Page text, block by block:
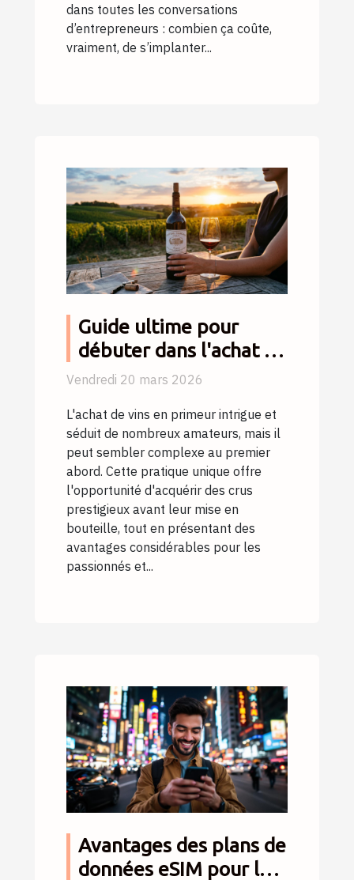
dans toutes les conversations
d’entrepreneurs : combien ça coûte,
vraiment, de s’implanter...
Guide ultime pour
débuter dans l'achat de
vins en primeur
Vendredi 20 mars 2026
L'achat de vins en primeur intrigue et
séduit de nombreux amateurs, mais il
peut sembler complexe au premier
abord. Cette pratique unique offre
l'opportunité d'acquérir des crus
prestigieux avant leur mise en
bouteille, tout en présentant des
avantages considérables pour les
passionnés et...
Avantages des plans de
données eSIM pour les